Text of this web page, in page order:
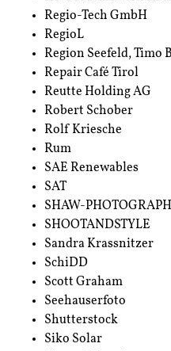
Regio-Tech GmbH
RegioL
Region Seefeld, Timo
Repair Café Tirol
Reutte Holding AG
Robert Schober
Rolf Kriesche
Rum
SAE Renewables
SAT
SHAW-
SHOOTANDSTYLE
Sandra Krassnitzer
SchiDD
Scott Graham
Seehauserfoto
Shutterstock
Siko Solar